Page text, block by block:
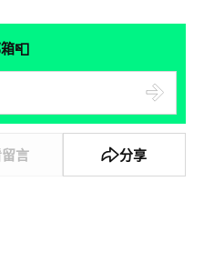
📮
言 分享